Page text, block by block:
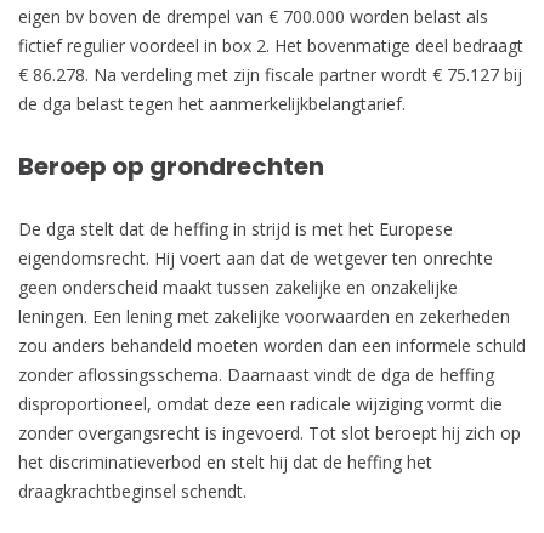
eigen bv boven de drempel van € 700.000 worden belast als
fictief regulier voordeel in box 2. Het bovenmatige deel bedraagt
€ 86.278. Na verdeling met zijn fiscale partner wordt € 75.127 bij
de dga belast tegen het aanmerkelijkbelangtarief.
Beroep op grondrechten
De dga stelt dat de heffing in strijd is met het Europese
eigendomsrecht. Hij voert aan dat de wetgever ten onrechte
geen onderscheid maakt tussen zakelijke en onzakelijke
leningen. Een lening met zakelijke voorwaarden en zekerheden
zou anders behandeld moeten worden dan een informele schuld
zonder aflossingsschema. Daarnaast vindt de dga de heffing
disproportioneel, omdat deze een radicale wijziging vormt die
zonder overgangsrecht is ingevoerd. Tot slot beroept hij zich op
het discriminatieverbod en stelt hij dat de heffing het
draagkrachtbeginsel schendt.